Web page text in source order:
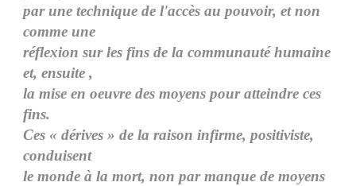
par une technique de l'accès au pouvoir, et non
comme une
réflexion sur les fins de la communauté humaine
et, ensuite ,
la mise en oeuvre des moyens pour atteindre ces
fins.
Ces « dérives » de la raison infirme, positiviste,
conduisent
le monde à la mort, non par manque de moyens